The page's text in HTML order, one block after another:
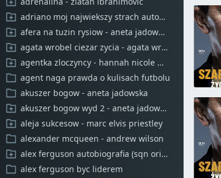
adriano moj najwiekszy strach autobiografia
afera na tuzin rysiow - aneta jadowska
agata wrobel ciezar zycia - agata wrobel mateusz skwierawski
agentka zloczyncy - hannah nicole meahrer
agent naga prawda o kulisach futbolu
akuszer bogow - aneta jadowska
akuszer bogow wyd 2 - aneta jadowska
aleja sukcesow - marc elvis priestley
alexander mcqueen - andrew wilson
alex ferguson autobiografia (sqn originals)
alex ferguson byc liderem